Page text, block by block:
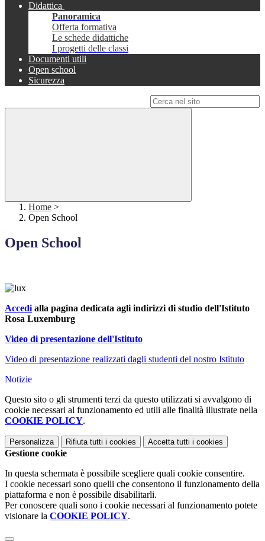
Didattica
Panoramica
Offerta formativa
Le schede didattiche
I progetti delle classi
Documenti utili
Open school
Sicurezza
Home >
Open School
Open School
Accedi alla pagina dedicata agli indirizzi di studio dell'Istituto
Rosa Luxemburg
Video di presentazione dell'Istituto
Video di presentazione realizzati dagli studenti del nostro Istituto
Notizie
Questo sito o gli strumenti terzi da questo utilizzati si avvalgono di
cookie necessari al funzionamento ed utili alle finalità illustrate nella
COOKIE POLICY.
Personalizza Rifiuta tutti i cookies Accetta tutti i cookies
Gestione cookie
In questa schermata è possibile scegliere quali cookie consentire.
I cookie necessari sono quelli che consentono il funzionamento della
piattaforma e non è possibile disabilitarli.
Per conoscere quali sono i cookie necessari al funzionamento potete
visionare la COOKIE POLICY.